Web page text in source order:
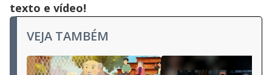
texto e vídeo!
VEJA TAMBÉM